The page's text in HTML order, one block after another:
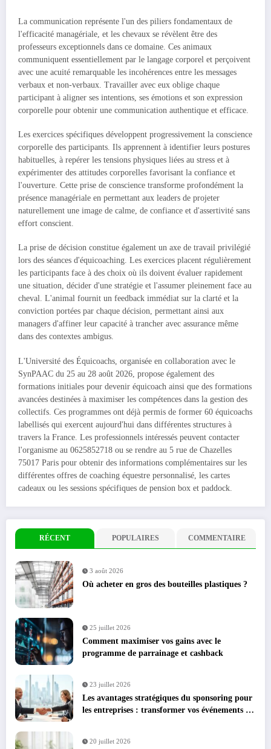
La communication représente l'un des piliers fondamentaux de
l'efficacité managériale, et les chevaux se révèlent être des
professeurs exceptionnels dans ce domaine. Ces animaux
communiquent essentiellement par le langage corporel et perçoivent
avec une acuité remarquable les incohérences entre les messages
verbaux et non-verbaux. Travailler avec eux oblige chaque
participant à aligner ses intentions, ses émotions et son expression
corporelle pour obtenir une communication authentique et efficace.
Les exercices spécifiques développent progressivement la conscience
corporelle des participants. Ils apprennent à identifier leurs postures
habituelles, à repérer les tensions physiques liées au stress et à
expérimenter des attitudes corporelles favorisant la confiance et
l'ouverture. Cette prise de conscience transforme profondément la
présence managériale en permettant aux leaders de projeter
naturellement une image de calme, de confiance et d'assertivité sans
effort conscient.
La prise de décision constitue également un axe de travail privilégié
lors des séances d'équicoaching. Les exercices placent régulièrement
les participants face à des choix où ils doivent évaluer rapidement
une situation, décider d'une stratégie et l'assumer pleinement face au
cheval. L'animal fournit un feedback immédiat sur la clarté et la
conviction portées par chaque décision, permettant ainsi aux
managers d'affiner leur capacité à trancher avec assurance même
dans des contextes ambigus.
L'Université des Équicoachs, organisée en collaboration avec le
SynPAAC du 25 au 28 août 2026, propose également des
formations initiales pour devenir équicoach ainsi que des formations
avancées destinées à maximiser les compétences dans la gestion des
collectifs. Ces programmes ont déjà permis de former 60 équicoachs
labellisés qui exercent aujourd'hui dans différentes structures à
travers la France. Les professionnels intéressés peuvent contacter
l'organisme au 0625852718 ou se rendre au 5 rue de Chazelles
75017 Paris pour obtenir des informations complémentaires sur les
différentes offres de coaching équestre personnalisé, les cartes
cadeaux ou les sessions spécifiques de pension box et paddock.
RÉCENT POPULAIRES COMMENTAIRE
3 août 2026
Où acheter en gros des bouteilles plastiques ?
25 juillet 2026
Comment maximiser vos gains avec le
programme de parrainage et cashback
23 juillet 2026
Les avantages stratégiques du sponsoring pour
les entreprises : transformer vos événements en
20 juillet 2026